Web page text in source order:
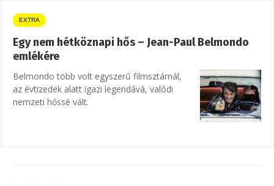
EXTRA
Egy nem hétköznapi hős – Jean-Paul Belmondo
emlékére
Belmondo több volt egyszerű filmsztárnál,
az évtizedek alatt igazi legendává, valódi
nemzeti hőssé vált.